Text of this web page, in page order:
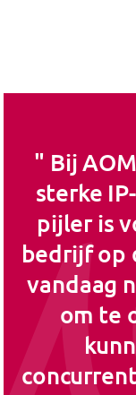
Bij
sterke
pijler is
bedrijf op
vandaag
om te